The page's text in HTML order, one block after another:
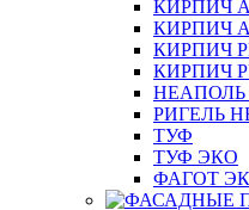
КИРПИЧ
КИРПИЧ
КИРПИЧ
КИРПИЧ
НЕАПОЛЬ
РИГЕЛЬ
ТУФ
ТУФ ЭКО
ФАГОТ